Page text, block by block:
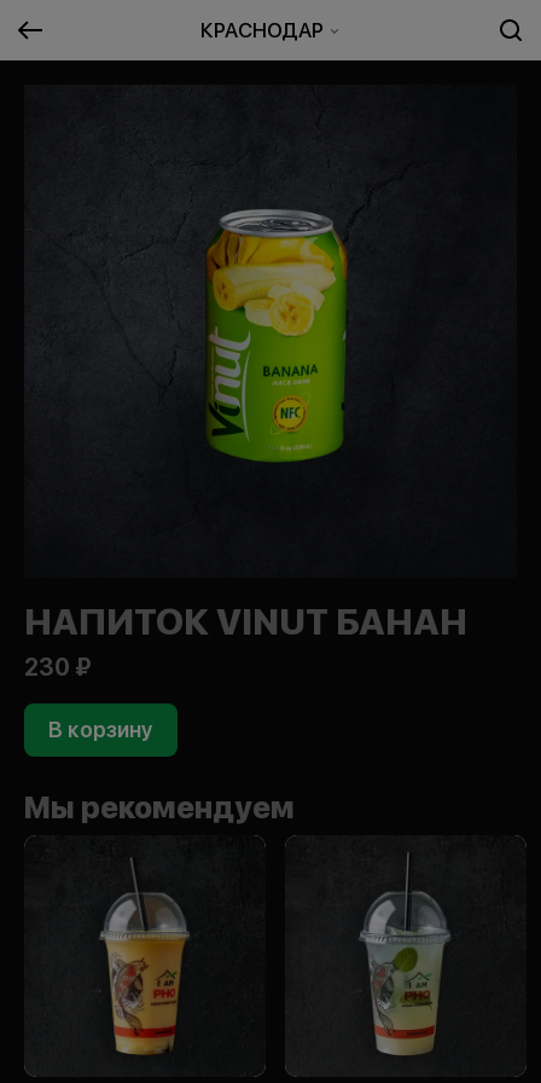
КРАСНОДАР
НАПИТОК VINUT БАНАН
230 ₽
В корзину
Мы рекомендуем